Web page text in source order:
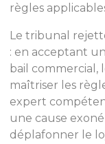
règles
Le tribunal
: en acceptant
bail commercial,
maîtriser les
expert
une cause
déplafonner le